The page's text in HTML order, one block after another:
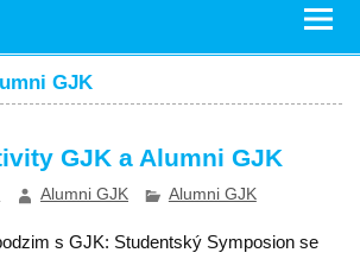
GJK
GJK a Alumni GJK
Alumni GJK Alumni GJK
s GJK: Studentský Symposion se